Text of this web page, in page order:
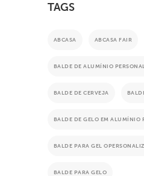
TAGS
ABCASA ABCASA FAIR
BALDE DE ALUMÍNIO
BALDE DE CERVEJA
BALDE DE GELO EM ALUMÍNIO
BALDE PARA GEL
BALDE PARA GELO